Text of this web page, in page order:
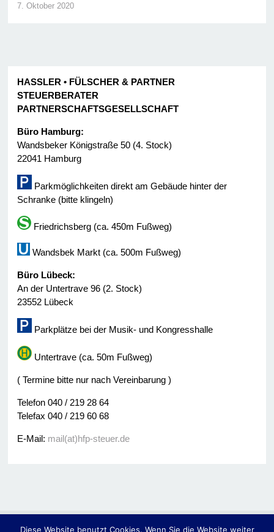
7. Oktober 2020
HASSLER • FÜLSCHER & PARTNER
STEUERBERATER
PARTNERSCHAFTSGESELLSCHAFT
Büro Hamburg:
Wandsbeker Königstraße 50 (4. Stock)
22041 Hamburg
Parkmöglichkeiten direkt am Gebäude hinter der
Schranke (bitte klingeln)
Friedrichsberg (ca. 450m Fußweg)
Wandsbek Markt (ca. 500m Fußweg)
Büro Lübeck:
An der Untertrave 96 (2. Stock)
23552 Lübeck
Parkplätze bei der Musik- und Kongresshalle
Untertrave (ca. 50m Fußweg)
( Termine bitte nur nach Vereinbarung )
Telefon 040 / 219 28 64
Telefax 040 / 219 60 68
E-Mail: mail(at)hfp-steuer.de
Diese Website benutzt Cookies. Wenn Sie die Website weiter